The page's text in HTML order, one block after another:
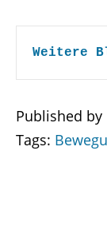
Weitere
Published by
Tags: